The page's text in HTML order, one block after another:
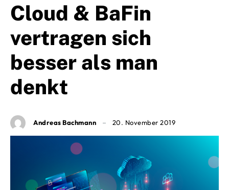
Cloud & BaFin
vertragen sich
besser als man
denkt
Andreas Bachmann 20. November 2019